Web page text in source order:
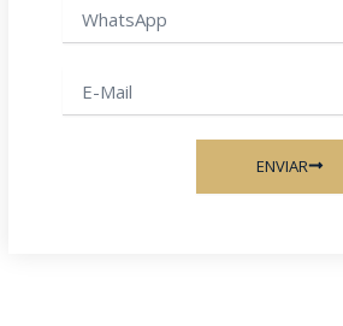
mail
ENVIAR